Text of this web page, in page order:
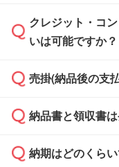
通常、翌営業日
雑状況によって
依頼いただいた
クレジット・コ
いは可能ですか？
銀行振込のみの
売掛(納品後の支
基本的には先入
どの場合は、月
納品書と領収書
納品書・領収書
納期はどのくら